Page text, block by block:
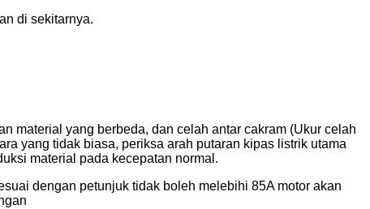
di sekitarnya.
material yang berbeda, dan celah antar cakram (Ukur celah
yang tidak biasa, periksa arah putaran kipas listrik utama
material pada kecepatan normal.
dengan petunjuk tidak boleh melebihi 85A motor akan